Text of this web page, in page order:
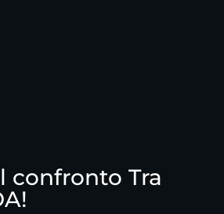
confronto Tra